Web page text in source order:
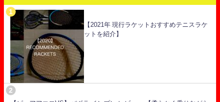
【2021年 現行ラケットおすすめテニスラケ
ットを紹介】